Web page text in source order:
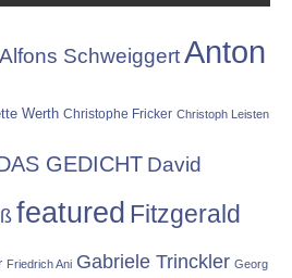
Alfons SchweiggertAnton
Werth Christophe Fricker Christoph Leisten
GEDICHT David
featured Fitzgerald
Friedrich Ani Gabriele Trinckler Georg